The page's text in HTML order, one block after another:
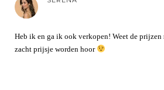
Heb ik en ga ik ook verkopen! Weet de prijzen
zacht prijsje worden hoor